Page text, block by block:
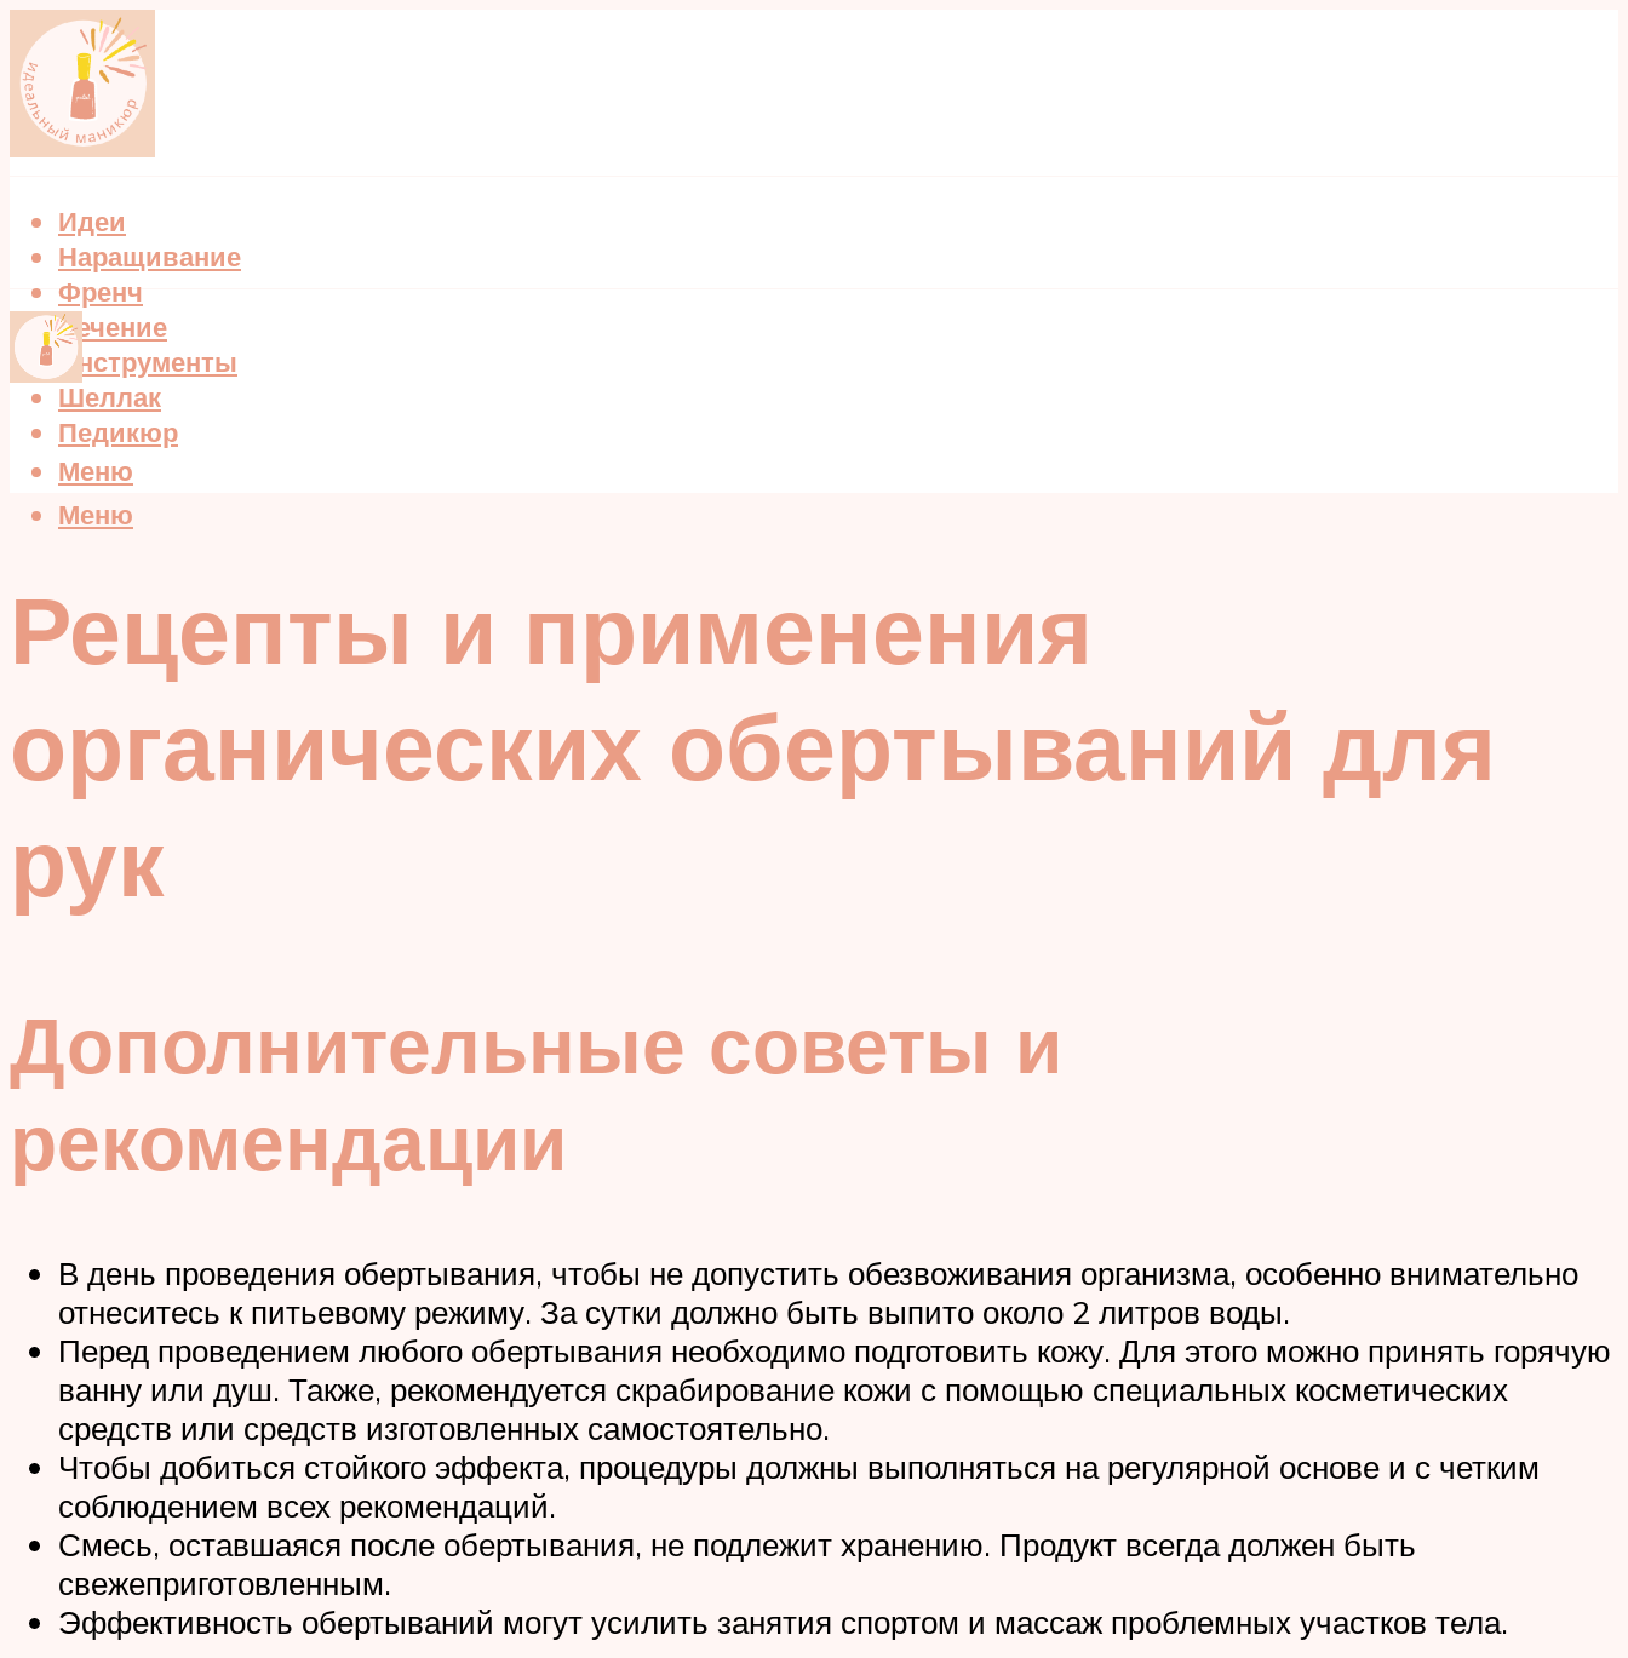
Идеи
Наращивание
Френч
Лечение
Инструменты
Шеллак
Педикюр
Меню
Меню
Рецепты и применения
органических обертываний для
рук
Дополнительные советы и
рекомендации
В день проведения обертывания, чтобы не допустить обезвоживания организма, особенно внимательно
отнеситесь к питьевому режиму. За сутки должно быть выпито около 2 литров воды.
Перед проведением любого обертывания необходимо подготовить кожу. Для этого можно принять горячую
ванну или душ. Также, рекомендуется скрабирование кожи с помощью специальных косметических
средств или средств изготовленных самостоятельно.
Чтобы добиться стойкого эффекта, процедуры должны выполняться на регулярной основе и с четким
соблюдением всех рекомендаций.
Смесь, оставшаяся после обертывания, не подлежит хранению. Продукт всегда должен быть
свежеприготовленным.
Эффективность обертываний могут усилить занятия спортом и массаж проблемных участков тела.